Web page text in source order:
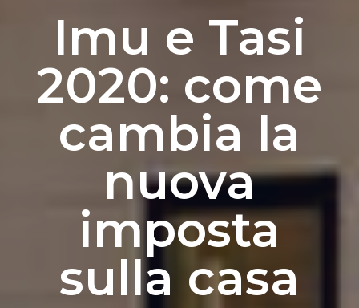
Imu e Tasi
2020: come
cambia la
nuova
imposta
sulla casa